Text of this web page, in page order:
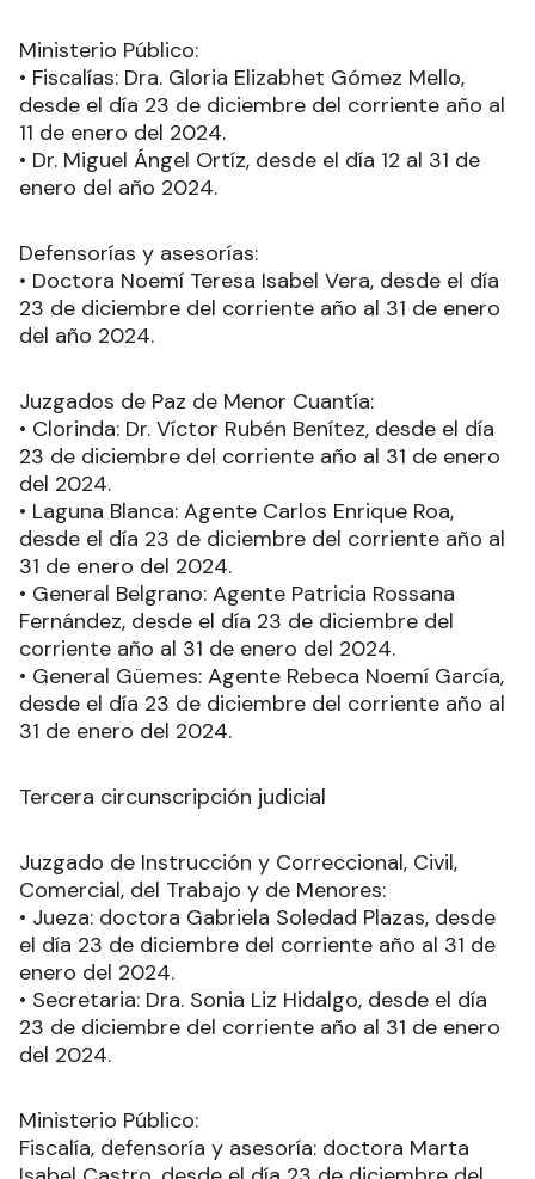
Ministerio Público:
• Fiscalías: Dra. Gloria Elizabhet Gómez Mello,
desde el día 23 de diciembre del corriente año al
11 de enero del 2024.
• Dr. Miguel Ángel Ortíz, desde el día 12 al 31 de
enero del año 2024.
Defensorías y asesorías:
• Doctora Noemí Teresa Isabel Vera, desde el día
23 de diciembre del corriente año al 31 de enero
del año 2024.
Juzgados de Paz de Menor Cuantía:
• Clorinda: Dr. Víctor Rubén Benítez, desde el día
23 de diciembre del corriente año al 31 de enero
del 2024.
• Laguna Blanca: Agente Carlos Enrique Roa,
desde el día 23 de diciembre del corriente año al
31 de enero del 2024.
• General Belgrano: Agente Patricia Rossana
Fernández, desde el día 23 de diciembre del
corriente año al 31 de enero del 2024.
• General Güemes: Agente Rebeca Noemí García,
desde el día 23 de diciembre del corriente año al
31 de enero del 2024.
Tercera circunscripción judicial
Juzgado de Instrucción y Correccional, Civil,
Comercial, del Trabajo y de Menores:
• Jueza: doctora Gabriela Soledad Plazas, desde
el día 23 de diciembre del corriente año al 31 de
enero del 2024.
• Secretaria: Dra. Sonia Liz Hidalgo, desde el día
23 de diciembre del corriente año al 31 de enero
del 2024.
Ministerio Público:
Fiscalía, defensoría y asesoría: doctora Marta